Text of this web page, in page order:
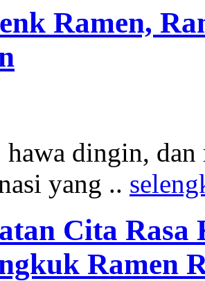
Ramen,
dingin, dan
yang ..
Cita Rasa
Ramen